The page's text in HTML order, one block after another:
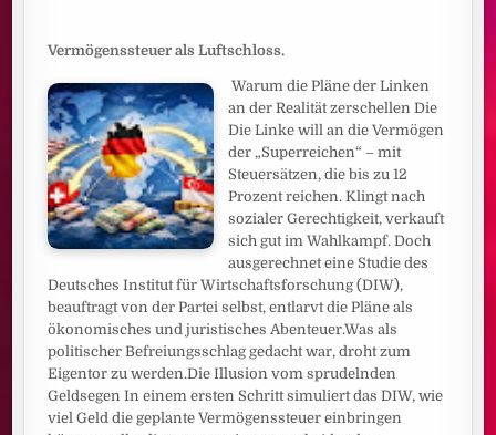
Vermögenssteuer als Luftschloss.
Warum die Pläne der Linken
an der Realität zerschellen Die
Die Linke will an die Vermögen
der „Superreichen“ – mit
Steuersätzen, die bis zu 12
Prozent reichen. Klingt nach
sozialer Gerechtigkeit, verkauft
sich gut im Wahlkampf. Doch
ausgerechnet eine Studie des
Deutsches Institut für Wirtschaftsforschung (DIW),
beauftragt von der Partei selbst, entlarvt die Pläne als
ökonomisches und juristisches Abenteuer.Was als
politischer Befreiungsschlag gedacht war, droht zum
Eigentor zu werden.Die Illusion vom sprudelnden
Geldsegen In einem ersten Schritt simuliert das DIW, wie
viel Geld die geplante Vermögenssteuer einbringen